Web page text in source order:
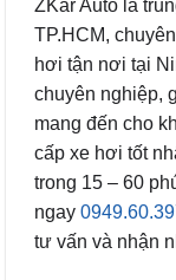
ZKar Auto là
TP.HCM,
hơi tận nơi tại
chuyên nghiệp,
mang đến cho
cấp xe hơi tốt
trong 15 – 60
ngay
tư vấn và nhận